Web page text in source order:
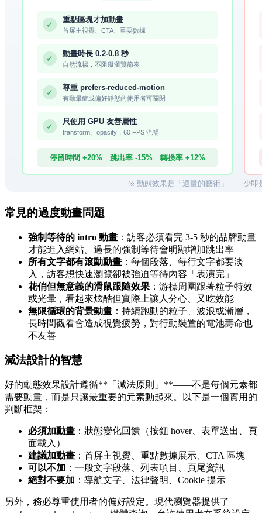
常見的過度動畫問題
強制等待的 intro 動畫 ：訪客必須看完 3-5 秒的品牌動畫
才能進入網站。過長的強制等待會明顯增加跳出率
所有文字都有滾動動畫 ：每個段落、每行文字都要淡
入，訪客想快速瀏覽卻被強迫等待內容「表演完」
花俏但無意義的滑鼠跟隨效果 ：游標周圍跟著粒子特效
或光暈，看起來炫酷但實際上讓人分心、又吃效能
無限循環的背景動畫 ：持續跑動的粒子、波浪或漸層，
長時間觀看會造成視覺疲勞，對行動裝置的電池壽命也
不友善
減法設計的智慧
好的動態效果設計遵循**「減法原則」**——不是每個元素都
需要動畫，而是只讓最重要的元素動起來。以下是一個實用的
判斷框架：
必須加動畫 ：狀態變化回饋（按鈕 hover、表單送出、頁
面載入）
建議加動畫 ：首屏主視覺、重點數據展示、CTA 區塊
可以不加 ：一般文字段落、列表項目、頁尾資訊
絕對不要加 ：導航文字、法律聲明、Cookie 提示
另外，務必尊重使用者的偏好設定。現代瀏覽器提供了